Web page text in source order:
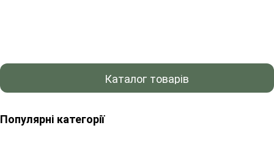
Каталог товарів
Популярні категорії